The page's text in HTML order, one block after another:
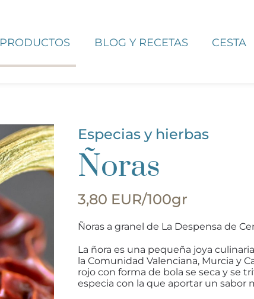
PRODUCTOS BLOG Y RECETAS CESTA
Especias y hierbas
Ñoras
3,80 EUR/100gr
Ñoras a granel de La Despensa de
La ñora es una pequeña joya
la Comunidad Valenciana, Murcia y
rojo con forma de bola se seca y se
especia con la que aportar un sabor